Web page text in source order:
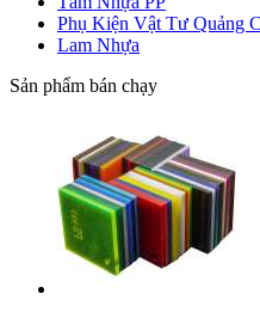
Phụ Kiện Vật Tư Quảng
Lam Nhựa
Sản phẩm bán chạy